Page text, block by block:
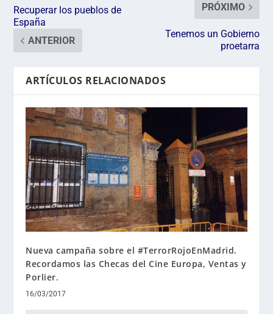
Recuperar los pueblos de
España
ANTERIOR
PRÓXIMO
Tenemos un Gobierno
proetarra
ARTÍCULOS RELACIONADOS
Nueva campaña sobre el #TerrorRojoEnMadrid.
Recordamos las Checas del Cine Europa, Ventas y
Porlier.
16/03/2017